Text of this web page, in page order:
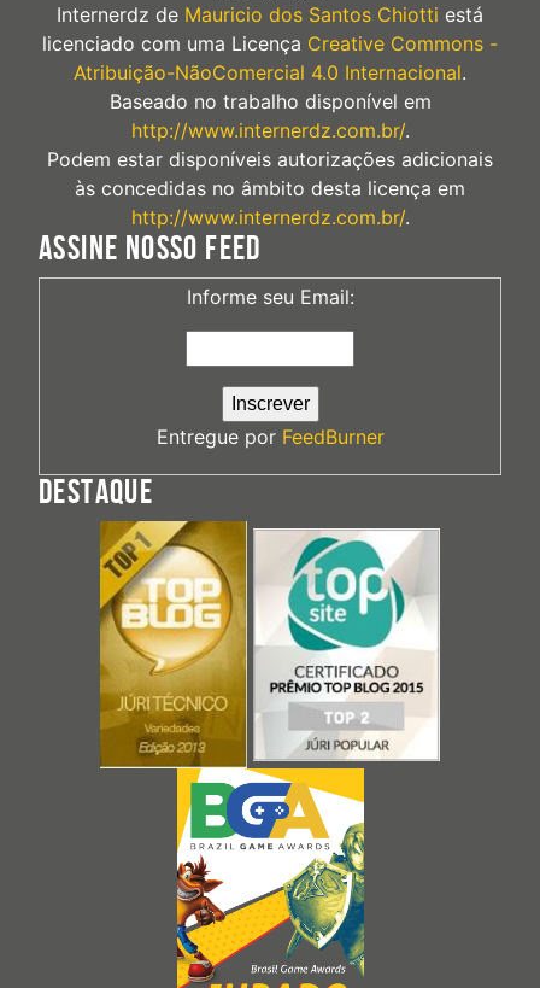
Internerdz de Mauricio dos Santos Chiotti está
licenciado com uma Licença Creative Commons -
Atribuição-NãoComercial 4.0 Internacional.
Baseado no trabalho disponível em
http://www.internerdz.com.br/.
Podem estar disponíveis autorizações adicionais
às concedidas no âmbito desta licença em
http://www.internerdz.com.br/.
ASSINE NOSSO FEED
Informe seu Email:
Entregue por FeedBurner
DESTAQUE